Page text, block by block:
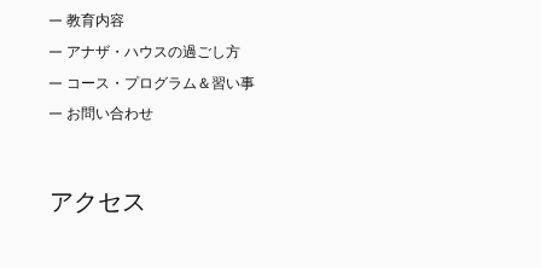
教育内容
アナザ・ハウスの過ごし方
コース・プログラム＆習い事
お問い合わせ
アクセス